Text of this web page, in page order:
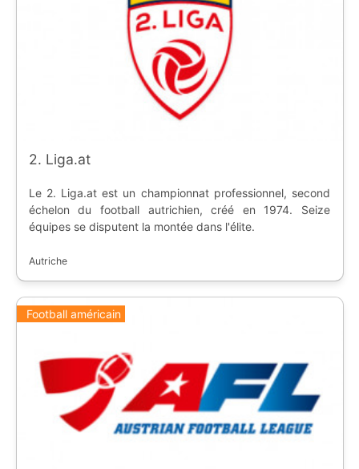
2. Liga.at
Le 2. Liga.at est un championnat professionnel, second
échelon du football autrichien, créé en 1974. Seize
équipes se disputent la montée dans l'élite.
Autriche
Football américain